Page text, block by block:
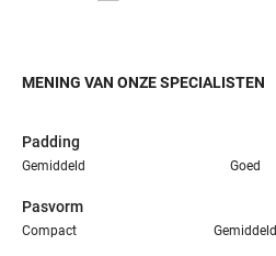
MENING VAN ONZE SPECIALISTEN
Padding
Gemiddeld Goed
Pasvorm
Compact Gemiddeld